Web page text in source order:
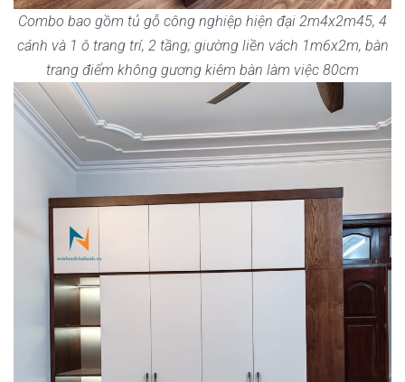
Combo bao gồm tủ gỗ công nghiệp hiện đại 2m4x2m45, 4
cánh và 1 ô trang trí, 2 tầng; giường liền vách 1m6x2m, bàn
trang điểm không gương kiêm bàn làm việc 80cm